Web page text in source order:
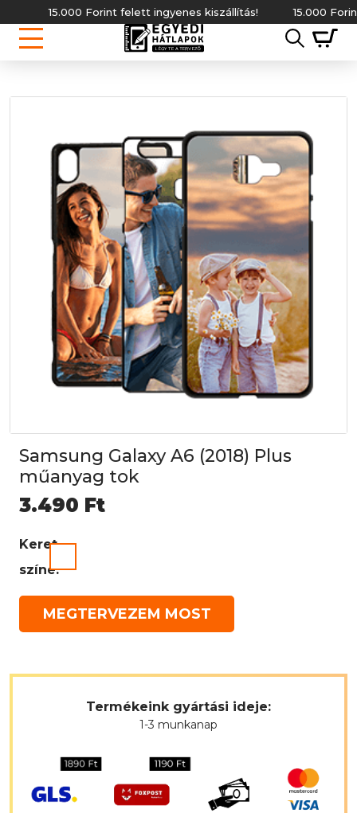
15.000 Forint felett ingyenes kiszállítás! 15.000 Forint
Samsung Galaxy A6 (2018) Plus
műanyag tok
3.490 Ft
Keret
színe:
MEGTERVEZEM MOST
Termékeink gyártási ideje:
1-3 munkanap